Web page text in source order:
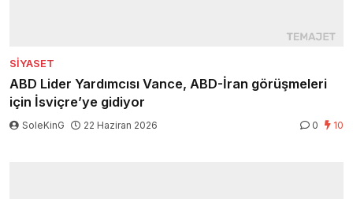
SIYASET
ABD Lider Yardımcısı Vance, ABD-İran görüşmeleri
için İsviçre’ye gidiyor
SoleKinG 22 Haziran 2026 0 10